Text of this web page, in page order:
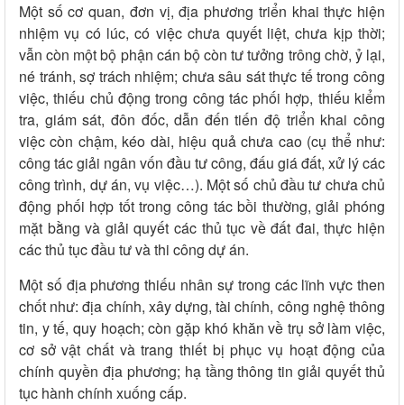
Một số cơ quan, đơn vị, địa phương triển khai thực hiện
nhiệm vụ có lúc, có việc chưa quyết liệt, chưa kịp thời;
vẫn còn một bộ phận cán bộ còn tư tưởng trông chờ, ỷ lại,
né tránh, sợ trách nhiệm; chưa sâu sát thực tế trong công
việc, thiếu chủ động trong công tác phối hợp, thiếu kiểm
tra, giám sát, đôn đốc, dẫn đến tiến độ triển khai công
việc còn chậm, kéo dài, hiệu quả chưa cao (cụ thể như:
công tác giải ngân vốn đầu tư công, đấu giá đất, xử lý các
công trình, dự án, vụ việc…). Một số chủ đầu tư chưa chủ
động phối hợp tốt trong công tác bồi thường, giải phóng
mặt bằng và giải quyết các thủ tục về đất đai, thực hiện
các thủ tục đầu tư và thi công dự án.
Một số địa phương thiếu nhân sự trong các lĩnh vực then
chốt như: địa chính, xây dựng, tài chính, công nghệ thông
tin, y tế, quy hoạch; còn gặp khó khăn về trụ sở làm việc,
cơ sở vật chất và trang thiết bị phục vụ hoạt động của
chính quyền địa phương; hạ tầng thông tin giải quyết thủ
tục hành chính xuống cấp.